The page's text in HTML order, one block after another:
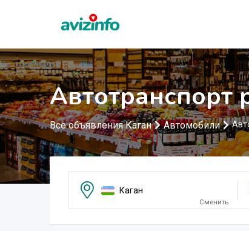
Автотранспорт
Все объявления Каган Автомобили
Каган
Сменить